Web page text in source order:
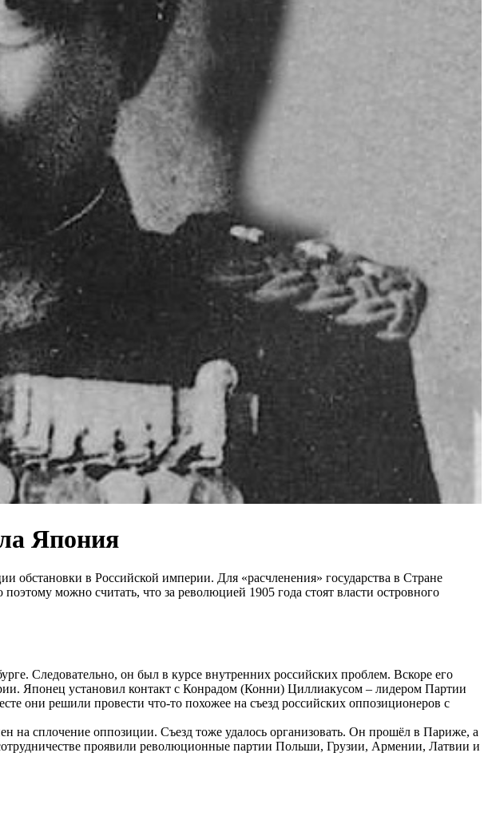
Япония
обстановки в Российской империи. Для «расчленения» государства в Стране
можно считать, что за революцией 1905 года стоят власти островного
Следовательно, он был в курсе внутренних российских проблем. Вскоре его
Японец установил контакт с Конрадом (Конни) Циллиакусом – лидером Партии
они решили провести что-то похожее на съезд российских оппозиционеров с
на сплочение оппозиции. Съезд тоже удалось организовать. Он прошёл в Париже, а
проявили революционные партии Польши, Грузии, Армении, Латвии и